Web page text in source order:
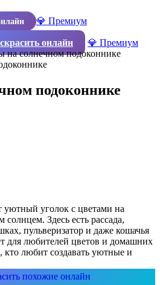
💎 Премиум
онлайн
💎 Премиум
на солнечном подоконнике
подоконнике
уютный уголок с цветами на
Здесь есть рассада,
пульверизатор и даже кошачья
для любителей цветов и домашних
кто любит создавать уютные и
похожие онлайн